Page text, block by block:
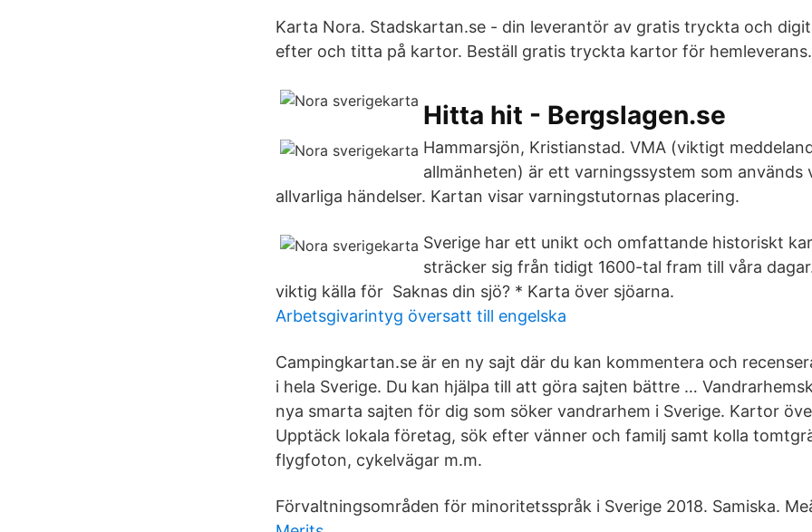
Karta Nora. Stadskartan.se - din leverantör av gratis tryckta och
efter och titta på kartor. Beställ gratis tryckta kartor för hemleverans.
Hitta hit - Bergslagen.se
Hammarsjön, Kristianstad. VMA (viktigt
allmänheten) är ett varningssystem som används
allvarliga händelser. Kartan visar varningstutornas placering.
Sverige har ett unikt och omfattande historiskt
sträcker sig från tidigt 1600-tal fram till våra
viktig källa för Saknas din sjö? * Karta över sjöarna.
Arbetsgivarintyg översatt till engelska
Campingkartan.se är en ny sajt där du kan kommentera och
i hela Sverige. Du kan hjälpa till att göra sajten bättre …
nya smarta sajten för dig som söker vandrarhem i Sverige. Kartor
Upptäck lokala företag, sök efter vänner och familj samt kolla
flygfoton, cykelvägar m.m.
Förvaltningsområden för minoritetsspråk i Sverige 2018. Samiska.